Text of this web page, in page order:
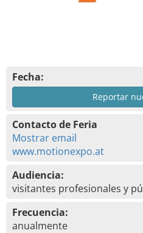
Fecha:
Reportar
Contacto de Feria
Mostrar email
www.motionexpo.at
Audiencia:
visitantes profesionales y
Frecuencia:
anualmente